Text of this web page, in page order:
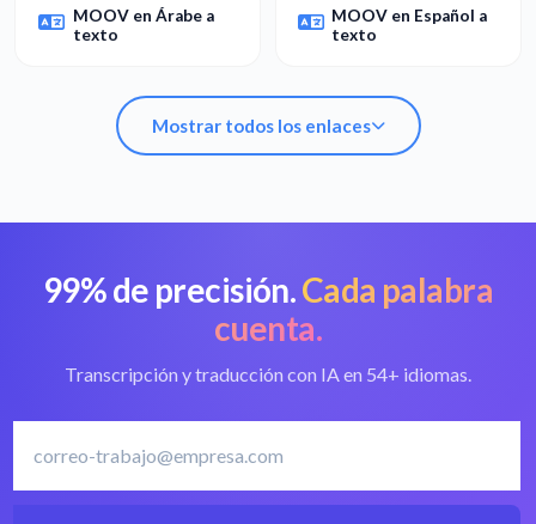
MOOV en Árabe a
texto
MOOV en Español a
texto
Mostrar todos los enlaces
Convertir MOOV a
texto
Mejor conversor de
MOOV
Software de
transcripción en
99% de precisión.Cada palabra
cuenta.
Transcripción y traducción con IA en 54+ idiomas.